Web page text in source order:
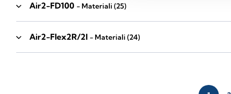
Air2-FD100 - Materiali (25)
Air2-Flex2R/2I - Materiali (24)